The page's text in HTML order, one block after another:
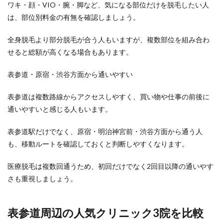
ワキ・顔・VIO・腕・脚など、気になる部位だけを脱毛したい人
は、部位別料金の有無を確認しましょう。
全身脱毛より部分脱毛が合う人もいますが、複数部位を組み合わ
せると総額が高くなる場合もあります。
表参道・原宿・渋谷方面から通いやすい
表参道は複数路線からアクセスしやすく、買い物や仕事の前後に
通いやすいと感じる人もいます。
表参道駅だけでなく、原宿・明治神宮前・渋谷方面から通う人
も、移動ルートを確認しておくと判断しやすくなります。
医療脱毛は複数回通うため、初回だけでなく2回目以降の通いやす
さも重視しましょう。
表参道周辺の人気クリニック3院を比較